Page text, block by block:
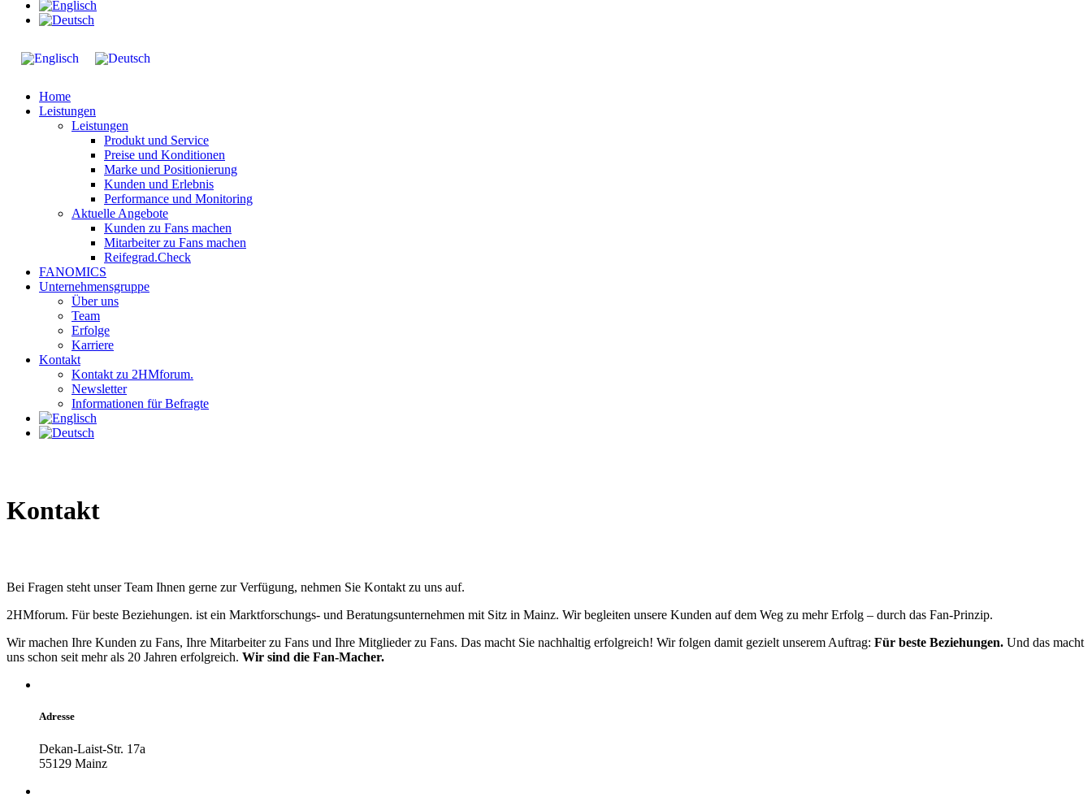
Home
Leistungen
Leistungen
Produkt und Service
Preise und Konditionen
Marke und Positionierung
Kunden und Erlebnis
Performance und Monitoring
Aktuelle Angebote
Kunden zu Fans machen
Mitarbeiter zu Fans machen
Reifegrad.Check
FANOMICS
Unternehmensgruppe
Über uns
Team
Erfolge
Karriere
Kontakt
Kontakt zu 2HMforum.
Newsletter
Informationen für Befragte
Kontakt
Bei Fragen steht unser Team Ihnen gerne zur Verfügung, nehmen Sie Kontakt zu uns auf.
2HMforum. Für beste Beziehungen. ist ein Marktforschungs- und Beratungsunternehmen mit Sitz in Mainz. Wir begleiten unsere Kunden auf dem Weg zu mehr Erfolg – durch das Fan-Prinzip.
Wir machen Ihre Kunden zu Fans, Ihre Mitarbeiter zu Fans und Ihre Mitglieder zu Fans. Das macht Sie nachhaltig erfolgreich! Wir folgen damit gezielt unserem Auftrag: Für beste Beziehungen. Und das macht
uns schon seit mehr als 20 Jahren erfolgreich. Wir sind die Fan-Macher.
Adresse
Dekan-Laist-Str. 17a
55129 Mainz